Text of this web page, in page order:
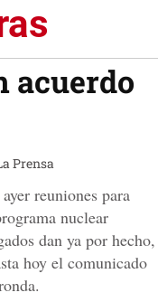
acuerdo
Prensa
reuniones para
nuclear
dan ya por hecho,
hoy el comunicado